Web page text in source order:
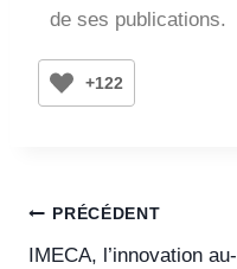
de ses publications.
+122
PRÉCÉDENT
IMECA, l’innovation au-